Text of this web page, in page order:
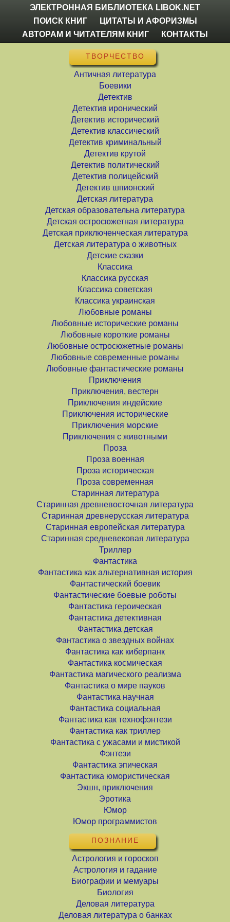
ЭЛЕКТРОННАЯ БИБЛИОТЕКА LIBOK.NET
ПОИСК КНИГ
ЦИТАТЫ И АФОРИЗМЫ
АВТОРАМ И ЧИТАТЕЛЯМ КНИГ
КОНТАКТЫ
ТВОРЧЕСТВО
Античная литература
Боевики
Детектив
Детектив иронический
Детектив исторический
Детектив классический
Детектив криминальный
Детектив крутой
Детектив политический
Детектив полицейский
Детектив шпионский
Детская литература
Детская образовательна литература
Детская остросюжетная литература
Детская приключенческая литература
Детская литература о животных
Детские сказки
Классика
Классика русская
Классика советская
Классика украинская
Любовные романы
Любовные исторические романы
Любовные короткие романы
Любовные остросюжетные романы
Любовные современные романы
Любовные фантастические романы
Приключения
Приключения, вестерн
Приключения индейские
Приключения исторические
Приключения морские
Приключения с животными
Проза
Проза военная
Проза историческая
Проза современная
Старинная литература
Старинная древневосточная литература
Старинная древнерусская литература
Старинная европейская литература
Старинная средневековая литература
Триллер
Фантастика
Фантастика как альтернативная история
Фантастический боевик
Фантастические боевые роботы
Фантастика героическая
Фантастика детективная
Фантастика детская
Фантастика о звездных войнах
Фантастика как киберпанк
Фантастика космическая
Фантастика магического реализма
Фантастика о мире пауков
Фантастика научная
Фантастика социальная
Фантастика как технофэнтези
Фантастика как триллер
Фантастика с ужасами и мистикой
Фэнтези
Фантастика эпическая
Фантастика юмористическая
Экшн, приключения
Эротика
Юмор
Юмор программистов
ПОЗНАНИЕ
Астрология и гороскоп
Астрология и гадание
Биографии и мемуары
Биология
Деловая литература
Деловая литература о банках